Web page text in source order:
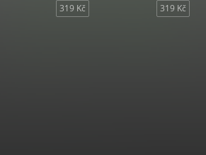
319 Kč 319 Kč